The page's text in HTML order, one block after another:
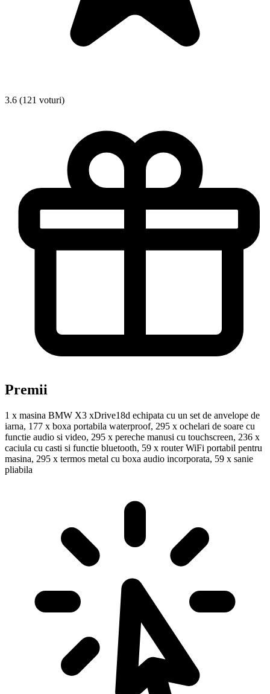
3.6 (121 voturi)
Premii
1 x masina BMW X3 xDrive18d echipata cu un set de anvelope de
iarna, 177 x boxa portabila waterproof, 295 x ochelari de soare cu
functie audio si video, 295 x pereche manusi cu touchscreen, 236 x
caciula cu casti si functie bluetooth, 59 x router WiFi portabil pentru
masina, 295 x termos metal cu boxa audio incorporata, 59 x sanie
pliabila